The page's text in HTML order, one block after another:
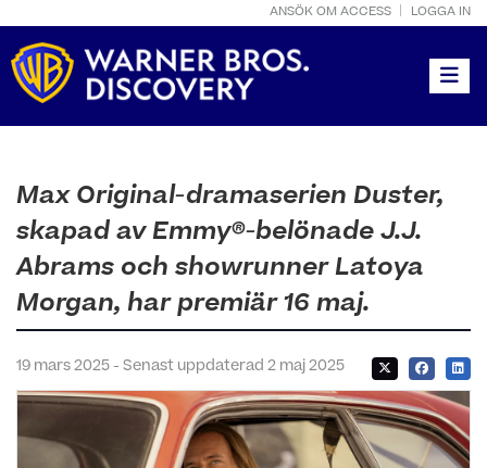
ANSÖK OM ACCESS LOGGA IN
Max Original-dramaserien Duster,
skapad av Emmy®-belönade J.J.
Abrams och showrunner Latoya
Morgan, har premiär 16 maj.
19 mars 2025 - Senast uppdaterad 2 maj 2025